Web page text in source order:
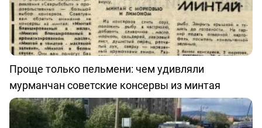
Проще только пельмени: чем удивляли
мурманчан советские консервы из минтая